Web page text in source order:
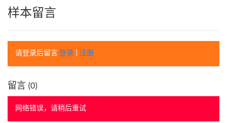
样本留言
请登录后留言 登录 注册
留言 (0)
网络错误，请稍后重试